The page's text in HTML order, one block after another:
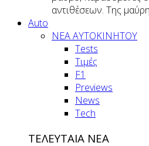
αντιθέσεων. Της
Auto
NEA AYTOKINHTOY
Tests
Τιμές
F1
Previews
News
Tech
ΤΕΛΕΥΤΑΙΑ ΝΕΑ